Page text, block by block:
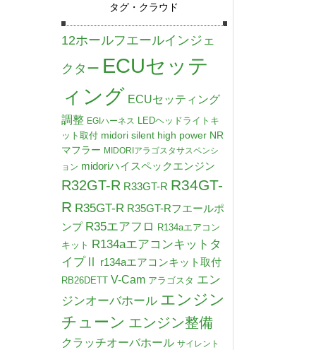
タグ・クラウド
12ホールフエールインジェ
クター ECUセッテ
ィング ECUセッティング
調整 EGIハーネス LEDヘッドライトキ
ット取付 midori silent high power NR
マフラー MIDORIアラゴスタサスペンシ
ョン midoriハイスペックエンジン
R32GT-R R33GT-R R34GT-
R R35GT-R R35GT-Rフエールポ
ンプ R35エアフロ R134aエアコン
キット R134aエアコンキットタ
イプⅡ
r134aエアコンキット取付
RB26DETT V-Cam アラゴスタ エン
ジンオーバホール エンジン
チューン エンジン整備
クラッチオーバホール サイレント